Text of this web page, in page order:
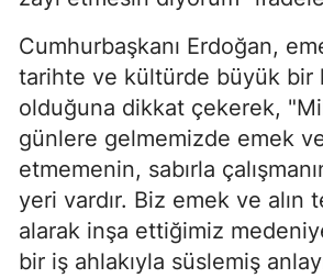
Cumhurbaşkanı Erdoğan,
tarihte ve kültürde büyük bir
olduğuna dikkat çekerek,
günlere gelmemizde emek
etmemenin, sabırla
yeri vardır. Biz emek ve alın
alarak inşa ettiğimiz
bir iş ahlakıyla süslemiş